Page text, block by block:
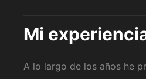
Mi
A lo largo de los años he